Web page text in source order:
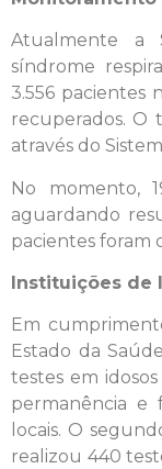
Atualmente a
síndrome
3.556 pacientes
recuperados. O
através do
No momento,
aguardando
pacientes foram
Instituições de
Em
Estado da
testes em
permanência e
locais. O
realizou 440